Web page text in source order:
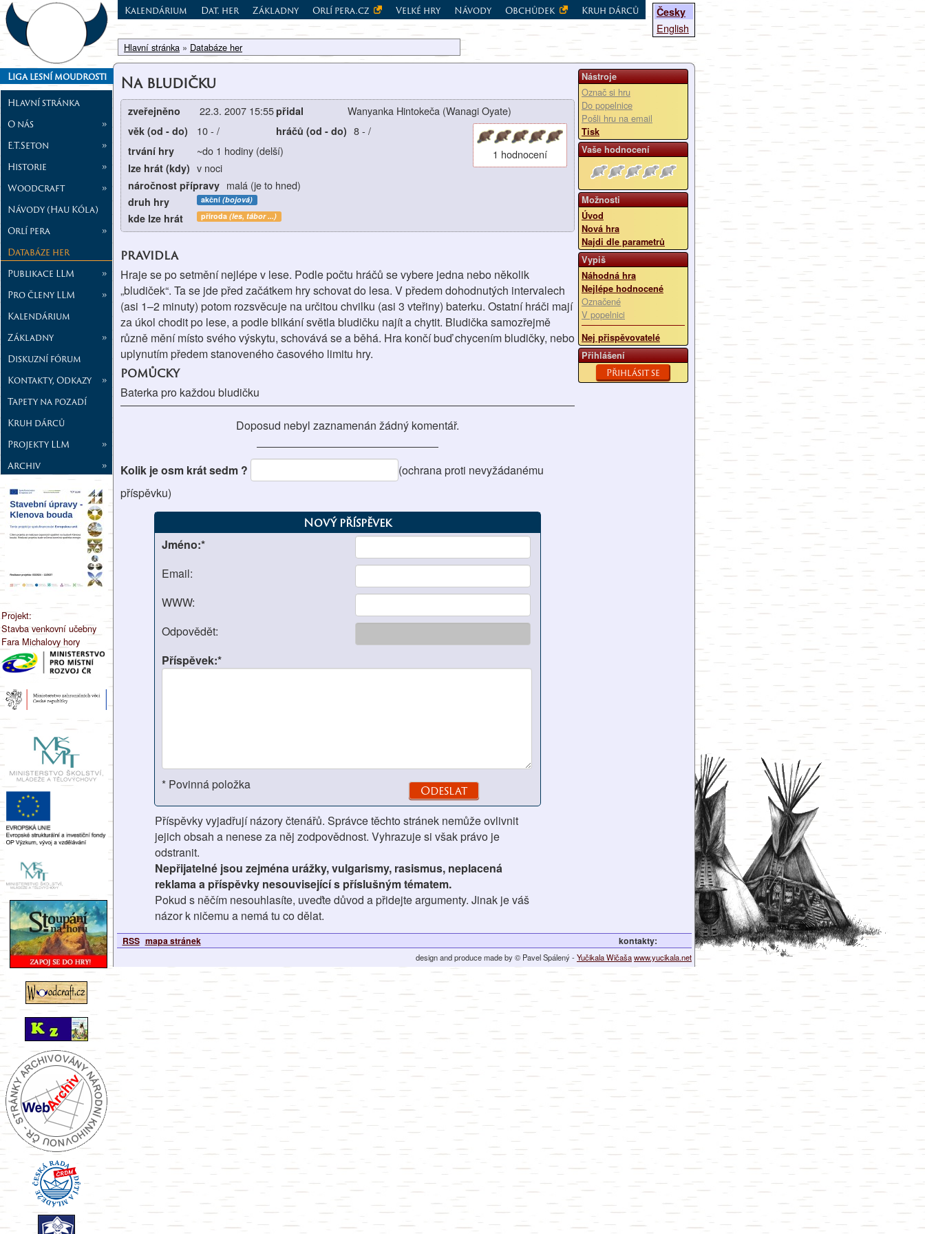
Liga lesní moudrosti
Hlavní stránka
O nás
»
E.T.Seton
»
Historie
»
Woodcraft
»
Návody (Hau Kóla)
Orlí pera
»
Databáze her
Publikace LLM
»
Pro členy LLM
»
Kalendárium
Základny
»
Diskuzní fórum
Kontakty, Odkazy
»
Tapety na pozadí
Kruh dárců
Projekty LLM
»
Archiv
»
Projekt:
Stavba venkovní učebny
Fara Michalovy hory
Česky
English
Kalendárium Dat. her Základny Orlí pera.cz Velké hry Návody Obchůdek Kruh dárců
Hlavní stránka » Databáze her
Nástroje
Označ si hru
Do popelnice
Pošli hru na email
Tisk
Vaše hodnocení
Možnosti
Úvod
Nová hra
Najdi dle parametrů
Vypiš
Náhodná hra
Nejlépe hodnocené
Označené
V popelnici
Nej přispěvovatelé
Přihlášení
Přihlásit se
Na bludičku
zveřejněno 22.3. 2007 15:55přidal Wanyanka Hintokeča (Wanagi Oyate)
1 hodnocení
věk (od - do) 10- / hráčů (od - do) 8- /
trvání hry ~do 1 hodiny (delší)
lze hrát (kdy) v noci
náročnost přípravy malá (je to hned)
druh hry akční(bojová)
kde lze hrát příroda(les, tábor ...)
pravidla
Hraje se po setmění nejlépe v lese. Podle počtu hráčů se vybere jedna nebo několik
„bludiček“. Ta se jde před začátkem hry schovat do lesa. V předem dohodnutých intervalech
(asi 1–2 minuty) potom rozsvěcuje na určitou chvilku (asi 3 vteřiny) baterku. Ostatní hráči mají
za úkol chodit po lese, a podle blikání světla bludičku najít a chytit. Bludička samozřejmě
různě mění místo svého výskytu, schovává se a běhá. Hra končí buď chycením bludičky, nebo
uplynutím předem stanoveného časového limitu hry.
pomůcky
Baterka pro každou bludičku
Doposud nebyl zaznamenán žádný komentář.
Kolik je osm krát sedm ?
(ochrana proti nevyžádanému
příspěvku)
Nový příspěvek
Jméno:*
Email:
WWW:
Odpovědět:
Příspěvek:*
* Povinná položka
Příspěvky vyjadřují názory čtenářů. Správce těchto stránek nemůže ovlivnit
jejich obsah a nenese za něj zodpovědnost. Vyhrazuje si však právo je
odstranit.
Nepřijatelné jsou zejména urážky, vulgarismy, rasismus, neplacená
reklama a příspěvky nesouvisející s příslušným tématem.
Pokud s něčím nesouhlasíte, uveďte důvod a přidejte argumenty. Jinak je váš
názor k ničemu a nemá tu co dělat.
RSS mapa stránek kontakty:
design and produce made by © Pavel Spálený -Yučikala Wičašawww.yucikala.net